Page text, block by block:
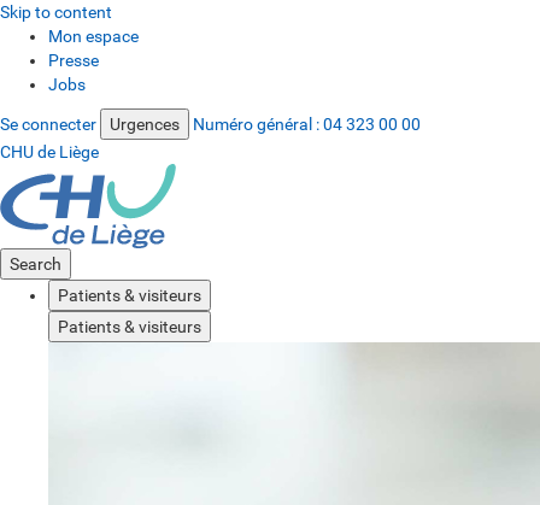
Skip to content
Mon espace
Presse
Jobs
Se connecter Urgences Numéro général :04 323 00 00
CHU de Liège
Search
Patients & visiteurs
Patients & visiteurs